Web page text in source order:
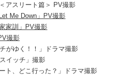
アスリート篇＞ PV撮影
Me Down」PV撮影
家訓」PV撮影
撮影
がゆく！！」ドラマ撮影
イッチ」撮影
ト、どこ行った？」ドラマ撮影